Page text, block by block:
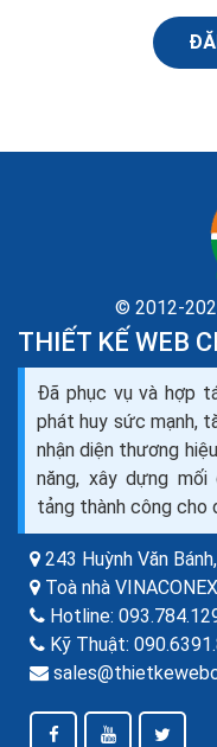
tích nhiều thiết bị và
Cấu trúc website
bao gồm những gì
SEO là tối ưu hóa
chuẩn SEO là cấu
cụ tìm kiếm. Nói cách
© 2012-
THIẾT KẾ WEB
Đã phục vụ và hợp
phát huy sức mạnh,
nhận diện thương
năng, xây dựng mối
tảng thành công cho
243 Huỳnh Văn
Toà nhà
Hotline:
Kỹ Thuật: